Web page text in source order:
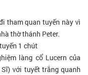
tham quan tuyến này vì
thờ thánh Peter.
1 chút
làng cổ Lucern của
với tuyết trắng quanh